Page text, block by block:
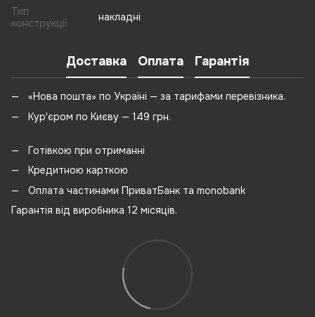
Тип
конструкції
накладні
Доставка Оплата Гарантія
«Нова пошта» по Україні — за тарифами перевізника.
Кур'єром по Києву — 149 грн.
Готівкою при отриманні
Кредитною карткою
Оплата частинами ПриватБанк та monobank
Гарантія від виробника 12 місяців.